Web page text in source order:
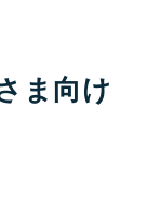
ま向け